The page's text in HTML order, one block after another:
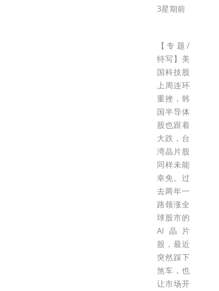
3星期前
【专题/
特写】美
国科技股
上周连环
重挫，韩
国半导体
股也跟着
大跌，台
湾晶片股
同样未能
幸免。过
去两年一
路领涨全
球股市的
AI晶片
股，最近
突然踩下
煞车，也
让市场开